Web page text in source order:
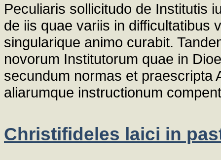
Peculiaris sollicitudo de Institutis
de iis quae variis in difficultatibus
singularique animo curabit.
novorum Institutorum quae in
secundum normas et praescripta
aliarumque instructionum
Christifideles laici in